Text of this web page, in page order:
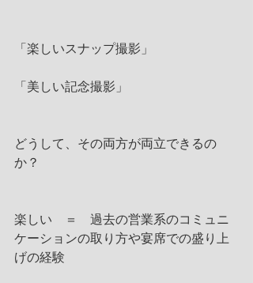
「楽しいスナップ撮影」
「美しい記念撮影」
どうして、その両方が両立できるの
か？
楽しい　＝　過去の営業系のコミュニ
ケーションの取り方や宴席での盛り上
げの経験